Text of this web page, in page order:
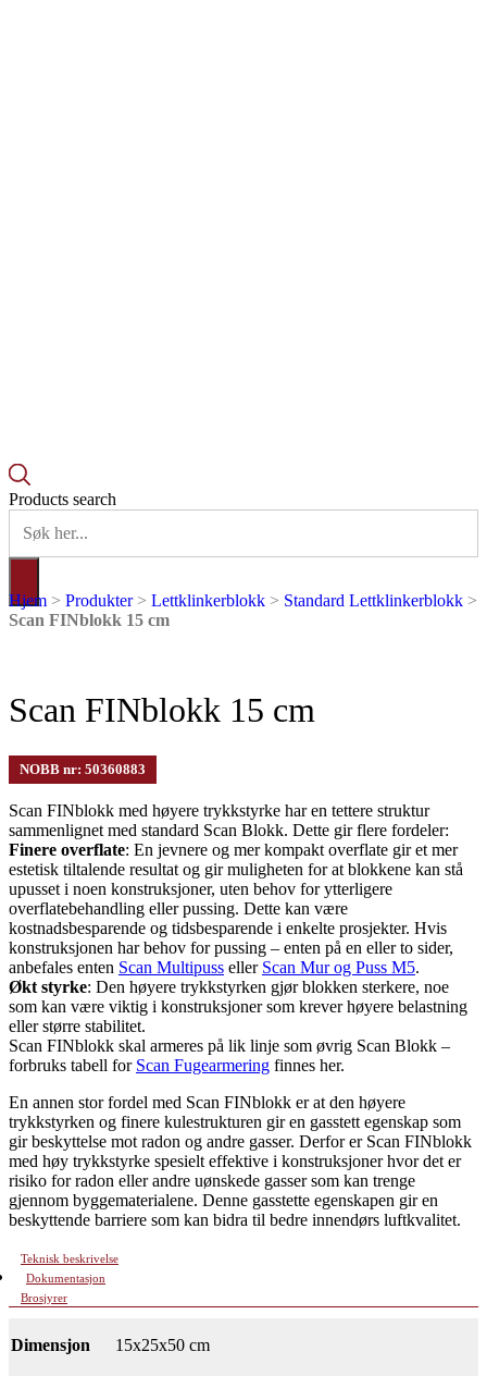
Products search
Hjem > Produkter> Lettklinkerblokk > Standard Lettklinkerblokk >
Scan FINblokk 15 cm
Scan FINblokk 15 cm
NOBB nr: 50360883
Scan FINblokk med høyere trykkstyrke har en tettere struktur
sammenlignet med standard Scan Blokk. Dette gir flere fordeler:
Finere overflate: En jevnere og mer kompakt overflate gir et mer
estetisk tiltalende resultat og gir muligheten for at blokkene kan stå
upusset i noen konstruksjoner, uten behov for ytterligere
overflatebehandling eller pussing. Dette kan være
kostnadsbesparende og tidsbesparende i enkelte prosjekter. Hvis
konstruksjonen har behov for pussing – enten på en eller to sider,
anbefales enten Scan Multipuss eller Scan Mur og Puss M5.
Økt styrke: Den høyere trykkstyrken gjør blokken sterkere, noe
som kan være viktig i konstruksjoner som krever høyere belastning
eller større stabilitet.
Scan FINblokk skal armeres på lik linje som øvrig Scan Blokk –
forbruks tabell for Scan Fugearmering finnes her.
En annen stor fordel med Scan FINblokk er at den høyere
trykkstyrken og finere kulestrukturen gir en gasstett egenskap som
gir beskyttelse mot radon og andre gasser. Derfor er Scan FINblokk
med høy trykkstyrke spesielt effektive i konstruksjoner hvor det er
risiko for radon eller andre uønskede gasser som kan trenge
gjennom byggematerialene. Denne gasstette egenskapen gir en
beskyttende barriere som kan bidra til bedre innendørs luftkvalitet.
Teknisk beskrivelse
Dokumentasjon
Brosjyrer
Dimensjon 15x25x50 cm